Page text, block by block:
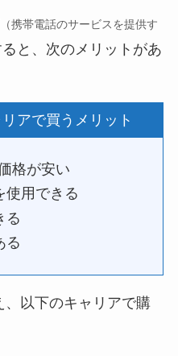
（携帯電話のサービスを提供す
と、次のメリットがあ
アで買うメリット
格が安い
使用できる
る
る
、以下のキャリアで購